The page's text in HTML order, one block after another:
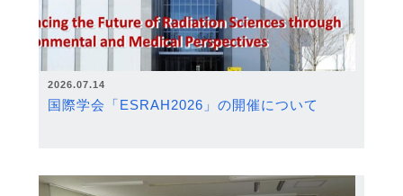
2026.07.14
国際学会「ESRAH2026」の開催について